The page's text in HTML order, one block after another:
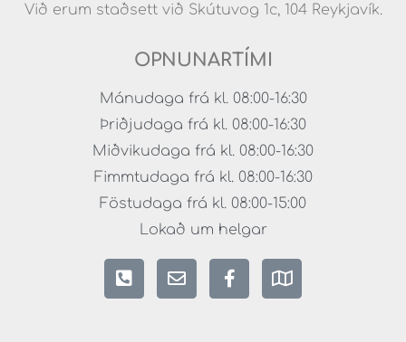
Við erum staðsett við Skútuvog 1c, 104 Reykjavík.
OPNUNARTÍMI
Mánudaga frá kl. 08:00-16:30
Þriðjudaga frá kl. 08:00-16:30
Miðvikudaga frá kl. 08:00-16:30
Fimmtudaga frá kl. 08:00-16:30
Föstudaga frá kl. 08:00-15:00
Lokað um helgar